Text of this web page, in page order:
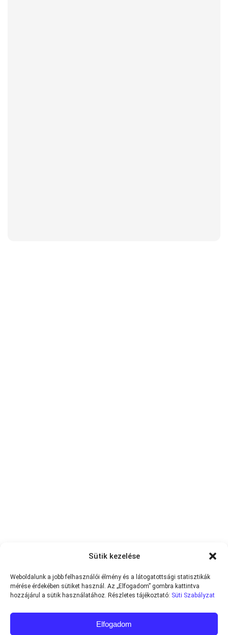
Sütik kezelése
Weboldalunk a jobb felhasználói élmény és a látogatottsági statisztikák
mérése érdekében sütiket használ. Az „Elfogadom” gombra kattintva
hozzájárul a sütik használatához. Részletes tájékoztató: Süti Szabályzat
Elfogadom